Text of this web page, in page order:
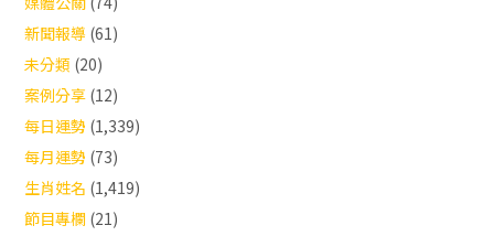
新聞報導 (61)
未分類 (20)
案例分享 (12)
每日運勢 (1,339)
每月運勢 (73)
生肖姓名 (1,419)
節目專欄 (21)